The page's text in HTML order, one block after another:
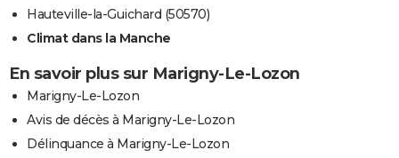
Hauteville-la-Guichard (50570)
Climat dans la Manche
En savoir plus sur Marigny-Le-Lozon
Marigny-Le-Lozon
Avis de décès à Marigny-Le-Lozon
Délinquance à Marigny-Le-Lozon